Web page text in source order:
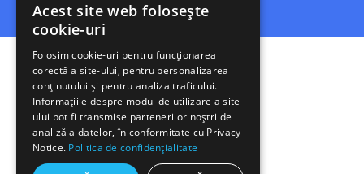
Acest site web folosește
cookie-uri
Folosim cookie-uri pentru funcționarea
corectă a site-ului, pentru personalizarea
conținutului și pentru analiza traficului.
Informațiile despre modul de utilizare a site-
ului pot fi transmise partenerilor noștri de
analiză a datelor, în conformitate cu Privacy
Notice. Politica de confidențialitate